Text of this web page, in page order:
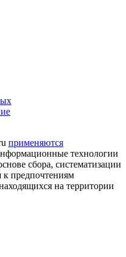
применяются
технологии
сбора, систематизации
к предпочтениям
на территории